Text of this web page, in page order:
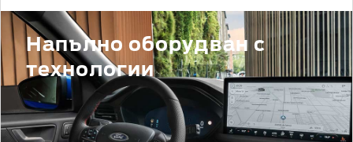
Напълно оборудван с
технологии